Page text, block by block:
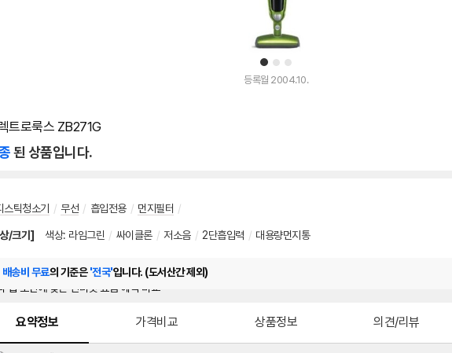
1 2 3
등록월 2004.10.
트로룩스 ZB271G
된 상품입니다.
스틱청소기 / 무선 / 흡입전용 / 먼지필터 /
/크기] 색상: 라임그린 / 싸이클론 / 저소음 / 2단흡입력 / 대용량먼지통
배송비 무료의 기준은'전국'입니다. (도서산간 제외)
요약정보 가격비교 상품정보 의견/리뷰